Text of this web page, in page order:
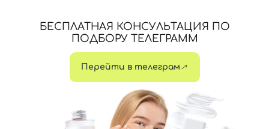
БЕСПЛАТНАЯ КОНСУЛЬТАЦИЯ ПО
ПОДБОРУ ТЕЛЕГРАММ
Перейти в телеграм